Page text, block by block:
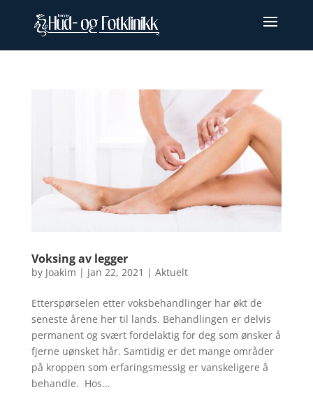
Voksing av legger
by Joakim | Jan 22, 2021 | Aktuelt
Etterspørselen etter voksbehandlinger har økt de
seneste årene her til lands. Behandlingen er delvis
permanent og svært fordelaktig for deg som ønsker å
fjerne uønsket hår. Samtidig er det mange områder
på kroppen som erfaringsmessig er vanskeligere å
behandle. Hos...